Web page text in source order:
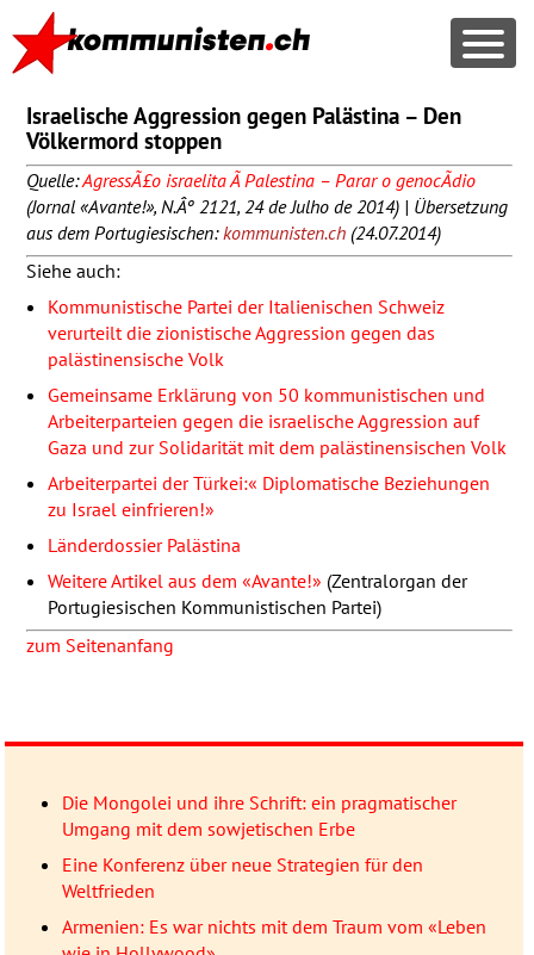
Israelische Aggression gegen Palästina – Den
Völkermord stoppen
Quelle:AgressÃ£o israelita Ã Palestina – Parar o genocÃ­dio
(Jornal «Avante!», N.Âº 2121, 24 de Julho de 2014) | Übersetzung
aus dem Portugiesischen: kommunisten.ch(24.07.2014)
Siehe auch:
Kommunistische Partei der Italienischen Schweiz
verurteilt die zionistische Aggression gegen das
palästinensische Volk
Gemeinsame Erklärung von 50 kommunistischen und
Arbeiterparteien gegen die israelische Aggression auf
Gaza und zur Solidarität mit dem palästinensischen Volk
Arbeiterpartei der Türkei:« Diplomatische Beziehungen
zu Israel einfrieren!»
Länderdossier Palästina
Weitere Artikel aus dem «Avante!» (Zentralorgan der
Portugiesischen Kommunistischen Partei)
zum Seitenanfang
Die Mongolei und ihre Schrift: ein pragmatischer
Umgang mit dem sowjetischen Erbe
Eine Konferenz über neue Strategien für den
Weltfrieden
Armenien: Es war nichts mit dem Traum vom «Leben